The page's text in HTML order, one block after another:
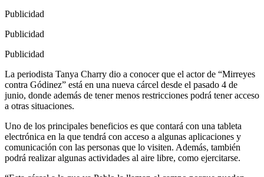
Publicidad
Publicidad
Publicidad
La periodista Tanya Charry dio a conocer que el actor de “Mirreyes
contra Gódinez” está en una nueva cárcel desde el pasado 4 de
junio, donde además de tener menos restricciones podrá tener acceso
a otras situaciones.
Uno de los principales beneficios es que contará con una tableta
electrónica en la que tendrá con acceso a algunas aplicaciones y
comunicación con las personas que lo visiten. Además, también
podrá realizar algunas actividades al aire libre, como ejercitarse.